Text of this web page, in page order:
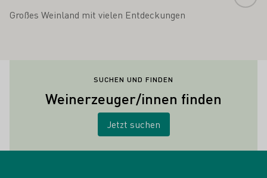
Großes Weinland mit vielen Entdeckungen
SUCHEN UND FINDEN
Weinerzeuger/innen finden
Jetzt suchen